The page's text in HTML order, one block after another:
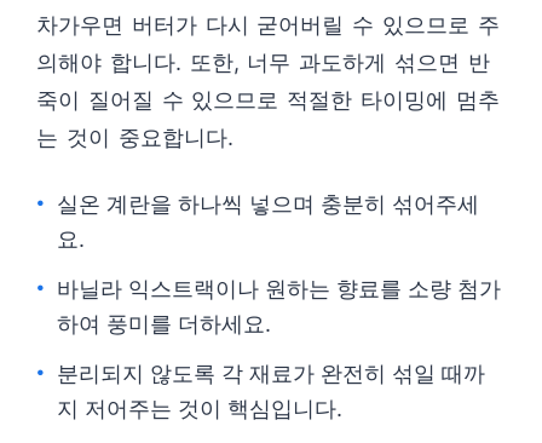
차가우면 버터가 다시 굳어버릴 수 있으므로 주
의해야 합니다. 또한, 너무 과도하게 섞으면 반
죽이 질어질 수 있으므로 적절한 타이밍에 멈추
는 것이 중요합니다.
실온 계란을 하나씩 넣으며 충분히 섞어주세
요.
바닐라 익스트랙이나 원하는 향료를 소량 첨가
하여 풍미를 더하세요.
분리되지 않도록 각 재료가 완전히 섞일 때까
지 저어주는 것이 핵심입니다.